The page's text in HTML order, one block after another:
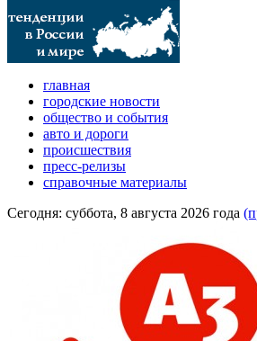
главная
городские новости
общество и события
авто и дороги
происшествия
пресс-релизы
справочные материалы
Сегодня: суббота, 8 августа 2026 года